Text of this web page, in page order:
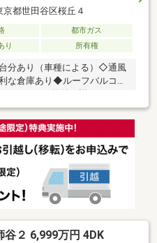
京都世田谷区桜丘４
都市ガス
り 所有権
分あり（車種による）◇通風
な倉庫あり◆ルーフバルコニ
までお気軽にご連絡下さい。
【0120-104-132】
２ 6,999万円 4DK